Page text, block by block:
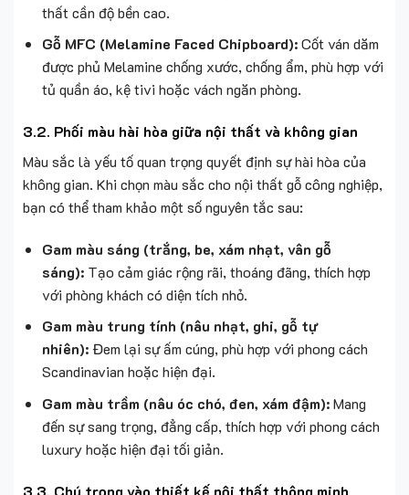
thất cần độ bền cao.
Gỗ MFC (Melamine Faced Chipboard):Cốt ván dăm
được phủ Melamine chống xước, chống ẩm, phù hợp với
tủ quần áo, kệ tivi hoặc vách ngăn phòng.
3.2. Phối màu hài hòa giữa nội thất và không gian
Màu sắc là yếu tố quan trọng quyết định sự hài hòa của
không gian. Khi chọn màu sắc cho nội thất gỗ công nghiệp,
bạn có thể tham khảo một số nguyên tắc sau:
Gam màu sáng (trắng, be, xám nhạt, vân gỗ
sáng):Tạo cảm giác rộng rãi, thoáng đãng, thích hợp
với phòng khách có diện tích nhỏ.
Gam màu trung tính (nâu nhạt, ghi, gỗ tự
nhiên):Đem lại sự ấm cúng, phù hợp với phong cách
Scandinavian hoặc hiện đại.
Gam màu trầm (nâu óc chó, đen, xám đậm):Mang
đến sự sang trọng, đẳng cấp, thích hợp với phong cách
luxury hoặc hiện đại tối giản.
3.3. Chú trọng vào thiết kế nội thất thông minh